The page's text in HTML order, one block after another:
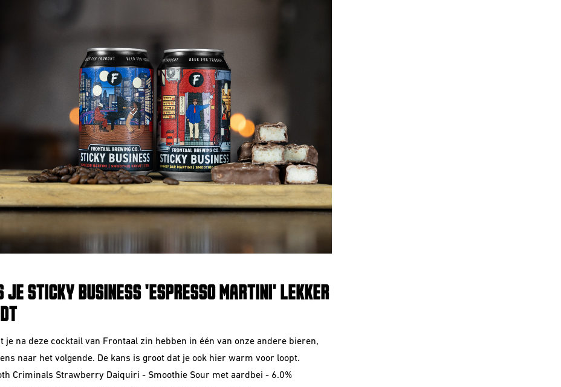
JE STICKY BUSINESS 'ESPRESSO MARTINI' LEKKER
je na deze cocktail van Frontaal zin hebben in één van onze andere bieren,
naar het volgende. De kans is groot dat je ook hier warm voor loopt.
Criminals Strawberry Daiquiri - Smoothie Sour met aardbei - 6.0%